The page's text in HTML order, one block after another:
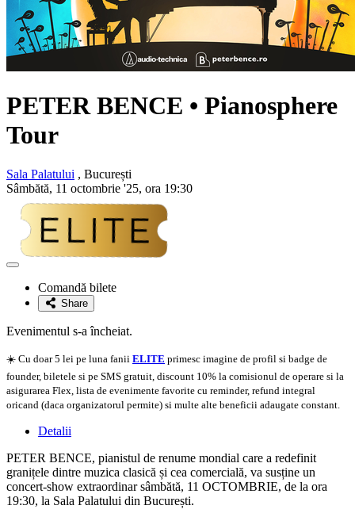
PETER BENCE • Pianosphere
Tour
Sala Palatului , București
Sâmbătă, 11 octombrie '25, ora 19:30
Adaugă
favoriteComandă bilete
Share
Evenimentul s-a încheiat.
☀️ Cu doar 5 lei pe luna fanii ELITE primesc imagine de profil si badge de
founder, biletele si pe SMS gratuit, discount 10% la comisionul de operare si la
asigurarea Flex, lista de evenimente favorite cu reminder, refund integral
oricand (daca organizatorul permite) si multe alte beneficii adaugate constant.
Detalii
PETER BENCE, pianistul de renume mondial care a redefinit
granițele dintre muzica clasică și cea comercială, va susține un
concert-show extraordinar sâmbătă, 11 OCTOMBRIE, de la ora
19:30, la Sala Palatului din București.